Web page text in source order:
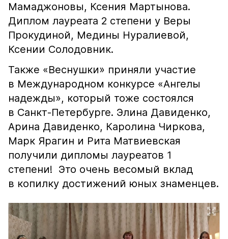
Мамаджоновы, Ксения Мартынова.
Диплом лауреата 2 степени у Веры
Прокудиной, Медины Нуралиевой,
Ксении Солодовник.
Также «Веснушки» приняли участие
в Международном конкурсе «Ангелы
надежды», который тоже состоялся
в Санкт-Петербурге. Элина Давиденко,
Арина Давиденко, Каролина Чиркова,
Марк Ярагин и Рита Матвиевская
получили дипломы лауреатов 1
степени! Это очень весомый вклад
в копилку достижений юных знаменцев.